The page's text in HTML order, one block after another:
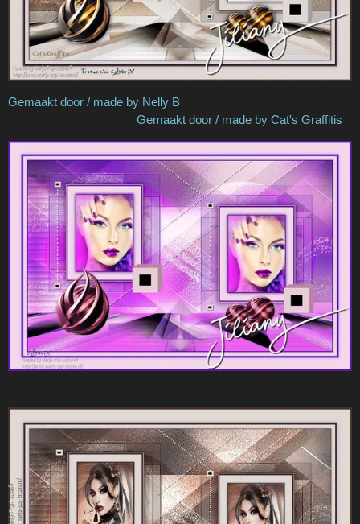
Gemaakt door / made by Nelly B
Gemaakt door / made by Cat's Graffitis